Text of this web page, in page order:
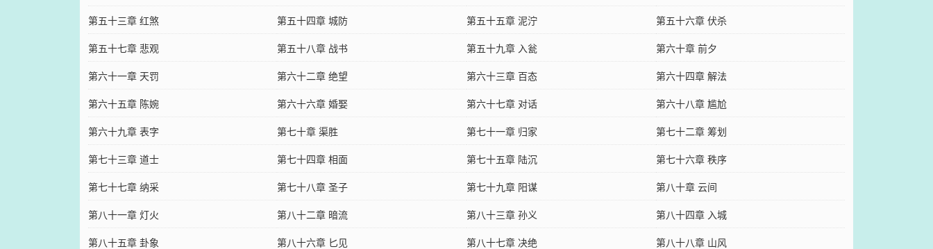
第五十三章 红煞
第五十四章 城防 第五十五章 泥泞
第五十六章 伏杀
第五十七章 悲观
第五十八章 战书 第五十九章 入瓮
第六十章 前夕
第六十一章 天罚
第六十二章 绝望 第六十三章 百态
第六十四章 解法
第六十五章 陈婉
第六十六章 婚娶 第六十七章 对话
第六十八章 尴尬
第六十九章 表字
第七十章 渠胜 第七十一章 归家
第七十二章 筹划
第七十三章 道士
第七十四章 相面 第七十五章 陆沉
第七十六章 秩序
第七十七章 纳采
第七十八章 圣子 第七十九章 阳谋
第八十章 云间
第八十一章 灯火
第八十二章 暗流 第八十三章 孙义
第八十四章 入城
第八十五章 卦象
第八十六章 匕见 第八十七章 决绝 第八十八章 山风